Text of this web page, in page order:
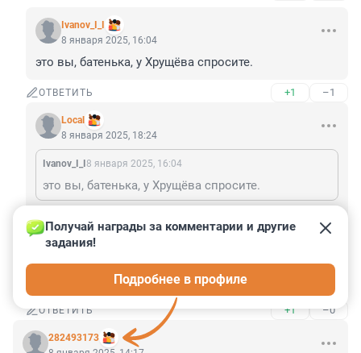
Ivanov_I_I
8 января 2025, 16:04
это вы, батенька, у Хрущёва спросите.
ОТВЕТИТЬ +1 –1
Local
8 января 2025, 18:24
Ivanov_I_I 8 января 2025, 16:04
это вы, батенька, у Хрущёва спросите.
едросами, обещал
решить проблемы с жильём. Но так же как и
остальные пункты программы,всё закончилось
ОТВЕТИТЬ +1 –0
282493173
Получай награды за комментарии и другие
задания!
Подробнее в профиле